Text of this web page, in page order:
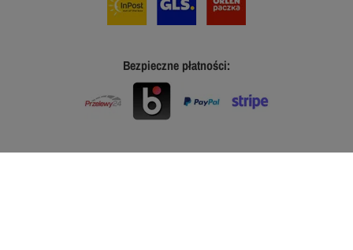
Bezpieczne płatności: